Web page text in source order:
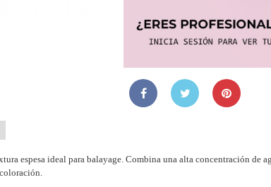
espesa ideal para balayage. Combina una alta concentración de